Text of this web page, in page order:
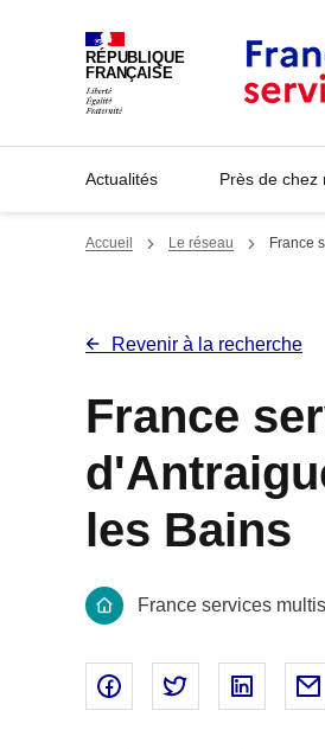
RÉPUBLIQUE
FRANÇAISE
Actualités Près de chez
Accueil Le réseau France
Revenir à la recherche
France
les Bains
France services
Partager surPartager sur